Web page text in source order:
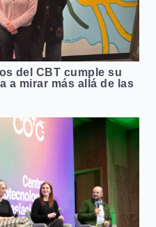
del CBT cumple su
a mirar más allá de las